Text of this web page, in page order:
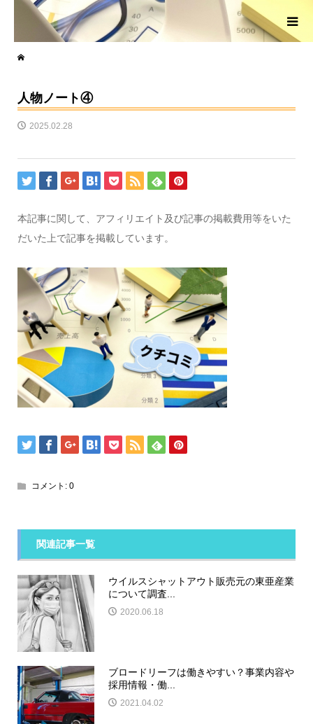
人物ノート④
2025.02.28
本記事に関して、アフィリエイト及び記事の掲載費用等をいた
だいた上で記事を掲載しています。
コメント: 0
関連記事一覧
ウイルスシャットアウト販売元の東亜産業
について調査...
2020.06.18
ブロードリーフは働きやすい？事業内容や
採用情報・働...
2021.04.02